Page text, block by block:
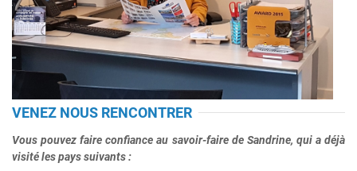
VENEZ NOUS RENCONTRER
Vous pouvez faire confiance au savoir-faire de Sandrine, qui a déjà
visité les pays suivants :